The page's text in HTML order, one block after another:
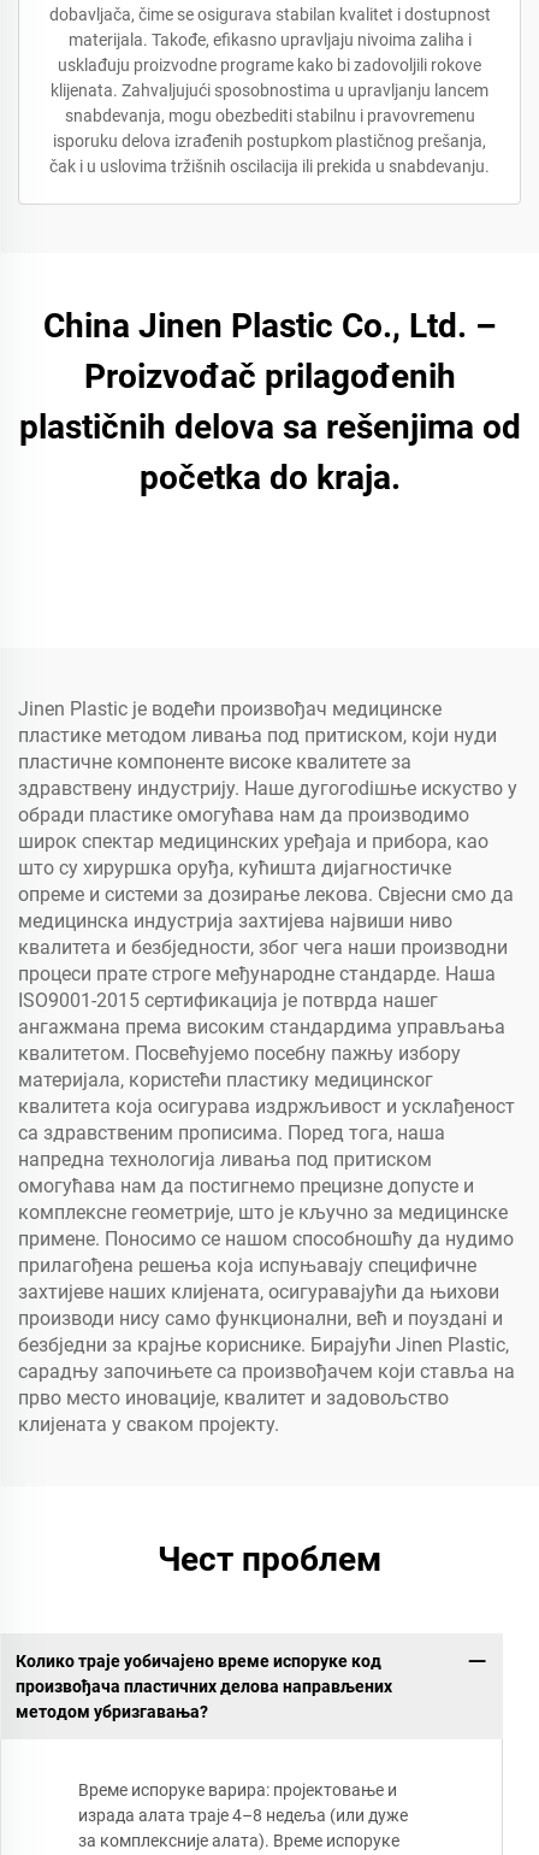
dobavljača, čime se osigurava stabilan kvalitet i dostupnost
materijala. Takođe, efikasno upravljaju nivoima zaliha i
usklađuju proizvodne programe kako bi zadovoljili rokove
klijenata. Zahvaljujući sposobnostima u upravljanju lancem
snabdevanja, mogu obezbediti stabilnu i pravovremenu
isporuku delova izrađenih postupkom plastičnog prešanja,
čak i u uslovima tržišnih oscilacija ili prekida u snabdevanju.
China Jinen Plastic Co., Ltd. –
Proizvođač prilagođenih
plastičnih delova sa rešenjima od
početka do kraja.
Jinen Plastic је водећи произвођач медицинске
пластике методом ливања под притиском, који нуди
пластичне компоненте високе квалитете за
здравствену индустрију. Наше дугогodiшње искуство у
обради пластике омогућава нам да производимо
широк спектар медицинских уређаја и прибора, као
што су хируршка оруђа, кућишта дијагностичке
опреме и системи за дозирање лекова. Свјесни смо да
медицинска индустрија захтијева највиши ниво
квалитета и безбједности, због чега наши производни
процеси прате строге међународне стандарде. Наша
ISO9001-2015 сертификација је потврда нашег
ангажмана према високим стандардима управљања
квалитетом. Посвећујемо посебну пажњу избору
материјала, користећи пластику медицинског
квалитета која осигурава издржљивост и усклађеност
са здравственим прописима. Поред тога, нашa
напредна технологија ливања под притиском
омогућава нам да постигнемо прецизне допусте и
комплексне геометрије, што је кључно за медицинске
примене. Поносимо се нашом способношћу да нудимо
прилагођена решења која испуњавају специфичне
захтијеве наших клијената, осигуравајући да њихови
производи нису само функционални, већ и поузданi и
безбједни за крајње кориснике. Бирајући Jinen Plastic,
сарадњу започињете са произвођачем који ставља на
прво место иновације, квалитет и задовољство
клијената у сваком пројекту.
Чест проблем
Колико траје уобичајено време испоруке код
произвођача пластичних делова направљених
методом убризгавања?
Време испоруке варира: пројектовање и
израда алата траје 4–8 недеља (или дуже
за комплексније алата). Време испоруке